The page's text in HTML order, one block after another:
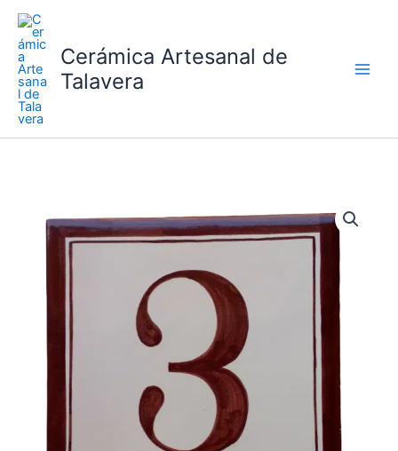
contenido Cerámica Artesanal de
Talavera